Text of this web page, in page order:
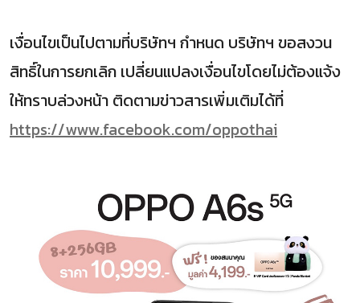
เงื่อนไขเป็นไปตามที่บริษัทฯ กําหนด บริษัทฯ ขอสงวน
สิทธิ์ในการยกเลิก เปลี่ยนแปลงเงื่อนไขโดยไม่ต้องแจ้ง
ให้ทราบล่วงหน้า ติดตามข่าวสารเพิ่มเติมได้ที่
https://www.facebook.com/oppothai